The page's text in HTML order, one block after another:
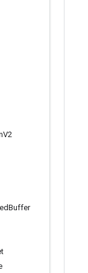
V2
Buffer